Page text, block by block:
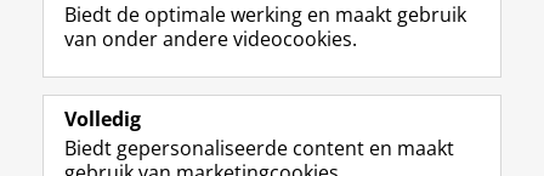
e
b
o
p
a
k
e
I
-
p
-
f
e
R
t
r
m
T
e
k
Studiekiezers
Alumni
Over ons
Biedt de optimale werking en maakt gebruik
van onder andere videocookies.
Volledig
Biedt gepersonaliseerde content en maakt